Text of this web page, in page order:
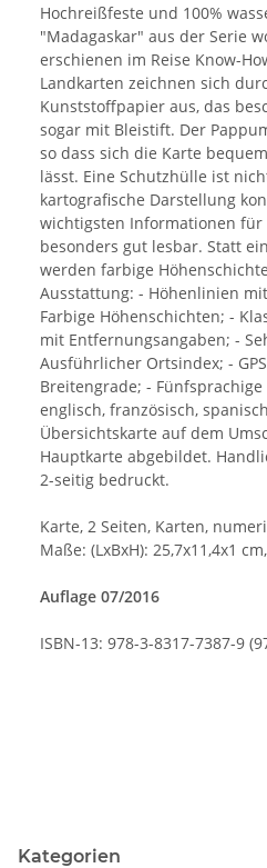
Hochreißfeste und 100%
"Madagaskar" aus der Serie
erschienen im Reise Know-
Landkarten zeichnen sich
Kunststoffpapier aus, das
sogar mit Bleistift. Der
so dass sich die Karte
lässt. Eine Schutzhülle ist
kartografische Darstellung
wichtigsten Informationen für
besonders gut lesbar. Statt
werden farbige
Ausstattung: - Höhenlinien
Farbige Höhenschichten; -
mit Entfernungsangaben; -
Ausführlicher Ortsindex; -
Breitengrade; - Fünfsprachige
englisch, französisch,
Übersichtskarte auf dem
Hauptkarte abgebildet.
2-seitig bedruckt.
Karte, 2 Seiten, Karten,
Maße: (LxBxH): 25,7x11,4x1
Auflage 07/2016
ISBN-13: 978-3-8317-7387-9
Kategorien